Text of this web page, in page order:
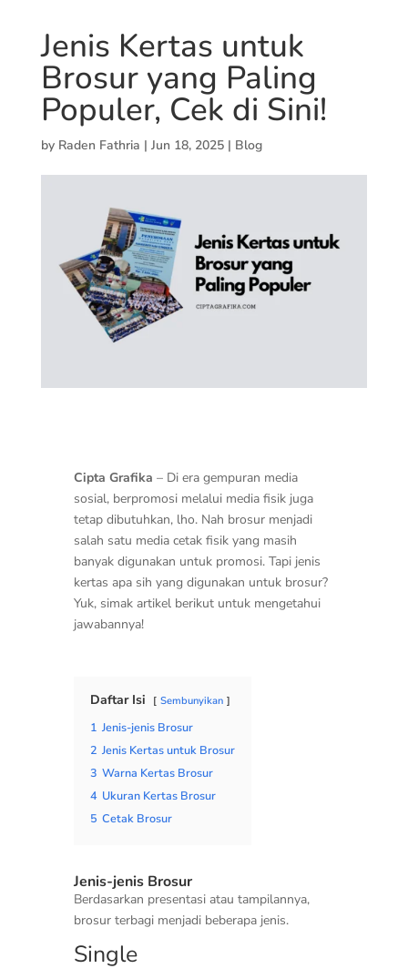
Jenis Kertas untuk
Brosur yang Paling
Populer, Cek di Sini!
by Raden Fathria | Jun 18, 2025| Blog
Cipta Grafika – Di era gempuran media
sosial, berpromosi melalui media fisik juga
tetap dibutuhkan, lho. Nah brosur menjadi
salah satu media cetak fisik yang masih
banyak digunakan untuk promosi. Tapi jenis
kertas apa sih yang digunakan untuk brosur?
Yuk, simak artikel berikut untuk mengetahui
jawabannya!
Daftar Isi Sembunyikan
1 Jenis-jenis Brosur
2 Jenis Kertas untuk Brosur
3 Warna Kertas Brosur
4 Ukuran Kertas Brosur
5 Cetak Brosur
Jenis-jenis Brosur
Berdasarkan presentasi atau tampilannya,
brosur terbagi menjadi beberapa jenis.
Single